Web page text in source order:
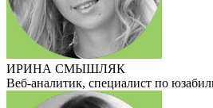
ИРИНА СМЫШЛЯК
Веб-аналитик, специалист по